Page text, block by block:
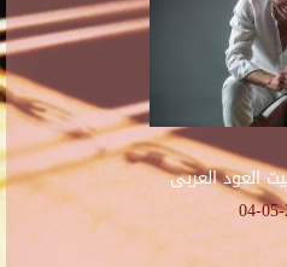
العود العربى
04-